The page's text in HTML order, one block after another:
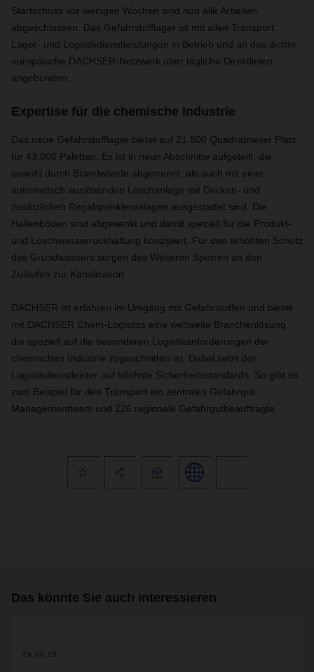
Startschuss vor wenigen Wochen sind nun alle Arbeiten
abgeschlossen. Das Gefahrstofflager ist mit allen Transport,
Lager- und Logistikdienstleistungen in Betrieb und an das dichte,
europäische DACHSER-Netzwerk über tägliche Direktlinien
angebunden.
Expertise für die chemische Industrie
Das neue Gefahrstofflager bietet auf 21.800 Quadratmeter Platz
für 43.000 Paletten. Es ist in neun Abschnitte aufgeteilt, die
sowohl durch Brandwände abgetrennt, als auch mit einer
automatisch auslösenden Löschanlage mit Decken- und
zusätzlichen Regalsprinkleranlagen ausgestattet sind. Die
Hallenböden sind abgesenkt und damit speziell für die Produkt-
und Löschwasserrückhaltung konzipiert. Für den erhöhten Schutz
des Grundwassers sorgen des Weiteren Sperren an den
Zuläufen zur Kanalisation.
DACHSER ist erfahren im Umgang mit Gefahrstoffen und bietet
mit DACHSER Chem-Logistics eine weltweite Branchenlösung,
die speziell auf die besonderen Logistikanforderungen der
chemischen Industrie zugeschnitten ist. Dabei setzt der
Logistikdienstleister auf höchste Sicherheitsstandards. So gibt es
zum Beispiel für den Transport ein zentrales Gefahrgut-
Managementteam und 226 regionale Gefahrgutbeauftragte.
Das könnte Sie auch interessieren
26.09.25